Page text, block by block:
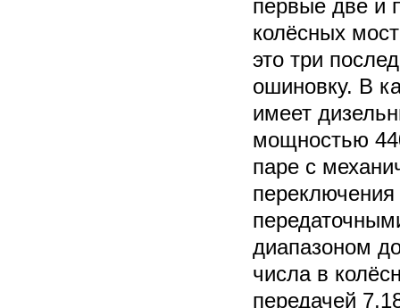
первые две и
колёсных
это три
ошиновку. В
имеет
мощностью
паре с
диапазоном
числа в
передачей